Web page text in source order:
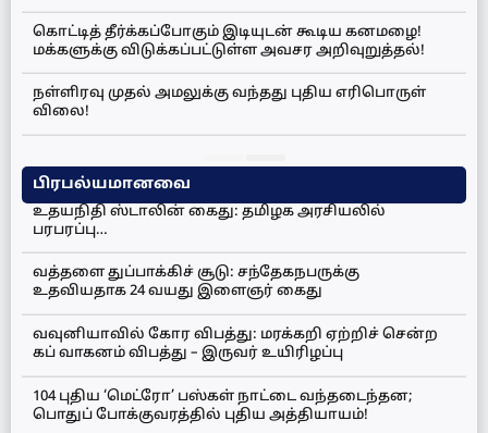
கொட்டித் தீர்க்கப்போகும் இடியுடன் கூடிய கனமழை!
மக்களுக்கு விடுக்கப்பட்டுள்ள அவசர அறிவுறுத்தல்!
நள்ளிரவு முதல் அமலுக்கு வந்தது புதிய எரிபொருள்
விலை!
பிரபல்யமானவை
உதயநிதி ஸ்டாலின் கைது: தமிழக அரசியலில்
பரபரப்பு…
வத்தளை துப்பாக்கிச் சூடு: சந்தேகநபருக்கு
உதவியதாக 24 வயது இளைஞர் கைது
வவுனியாவில் கோர விபத்து: மரக்கறி ஏற்றிச் சென்ற
கப் வாகனம் விபத்து – இருவர் உயிரிழப்பு
104 புதிய ‘மெட்ரோ’ பஸ்கள் நாட்டை வந்தடைந்தன;
பொதுப் போக்குவரத்தில் புதிய அத்தியாயம்!